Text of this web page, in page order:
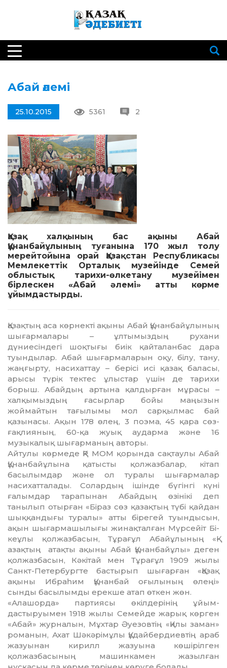
Абай әлемі
25.10.2015 5361 2
Қазақ халқының бас ақыны Абай
Құнанбайұлының туғанына 170 жыл толу
мерейтойына орай Қазақстан Республикасы
Мемлекеттік Орталық музейінде Семей
облыстық тарихи-өлкетану музейімен
бірлескен «Абай әлемі» атты көрме
ұйымдастырды.
Қазақтың аса көрнекті ақыны Абай Құ­нан­­байұлының
шығармалары – ұлтымыздың ру­хани
дүниесіндегі шоқтығы биік қай­та­ланбас дара
туындылар. Абай шығар­ма­ла­рын оқу, білу, тану,
жаңғырту, насихаттау – бе­рісі исі қазақ баласы,
арысы түрік тектес ұлыс­тар үшін де тарихи
борыш. Абайдың ар­тына қалдырған мұрасы –
халқымыздың ға­сырлар бойы маңызын
жоймайтын та­ғы­лымы мол сарқылмас бай
қазынасы. Ақын 178 өлең, 3 поэма, 45 қара сөз-
ғақлияның, 60-қа жуық аударма және 16
музыкалық шы­ғарманың авторы.
Айтулы көрмеде ҚР МОМ қорында сақ­тау­лы Абай
Құнанбайұлына қатысты қол­жаз­балар, кітап
басылымдар және ол туралы шығармалар
насихатталады. Солардың ішін­де бүгінгі күні
ғалымдар тарапынан Абай­дың өзінікі деп
танылып отырған «Бі­раз сөз қазақтың түбі қайдан
шыққандығы туралы» атты бірегей туындысын,
ақын шы­ғармашылығы жинақталған Мүрсейіт Бі­
кеұлы қолжазбасын, Тұрағұл Абайұлының «Қ­
азақтың атақты ақыны Абай Құнанбай­ұлы» деген
қолжазбасын, Кәкітай мен Тұра­ғұл 1909 жылы
Санкт-Петербургте бастырып шығарған «Қазақ
ақыны Ибраһим Құнанбай оғылының өлеңі»
сынды басылымды ерекше атап өткен жөн.
«Алашорда» партиясы өкілдерінің ұйым­
дастыруымен 1918 жылы Семейде жарық көр­ген
«Абай» журналын, Мұхтар Әуезовтің «Қи­лы заман»
романын, Ахат Шәкәрімұлы Құ­дайбердиевтің араб
жазуынан кирилл жазуы­на көшірілген
қолжазбасының машин­камен жазылған